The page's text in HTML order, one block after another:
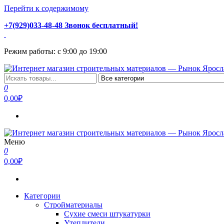
Перейти к содержимому
+7(929)033-48-48 Звонок бесплатный!
Режим работы: с 9:00 до 19:00
Интернет магазин строительных материалов — Рынок
Стройматериалы с доставкой и самовывозом можно купить у
0
0,00₽
Интернет магазин строительных материалов — Рынок
Стройматериалы с доставкой и самовывозом можно купить у
Меню
0
0,00₽
Категории
Стройматериалы
Сухие смеси штукатурки